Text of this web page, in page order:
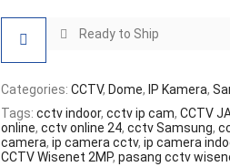
Ready to Ship
Categories: CCTV, Dome, IP Kamera,
Tags: cctv indoor, cctv ip cam, CCTV
online, cctv online 24, cctv Samsung,
camera, ip camera cctv, ip camera
CCTV Wisenet 2MP, pasang cctv